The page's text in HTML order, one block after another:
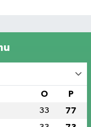
O P
33 77